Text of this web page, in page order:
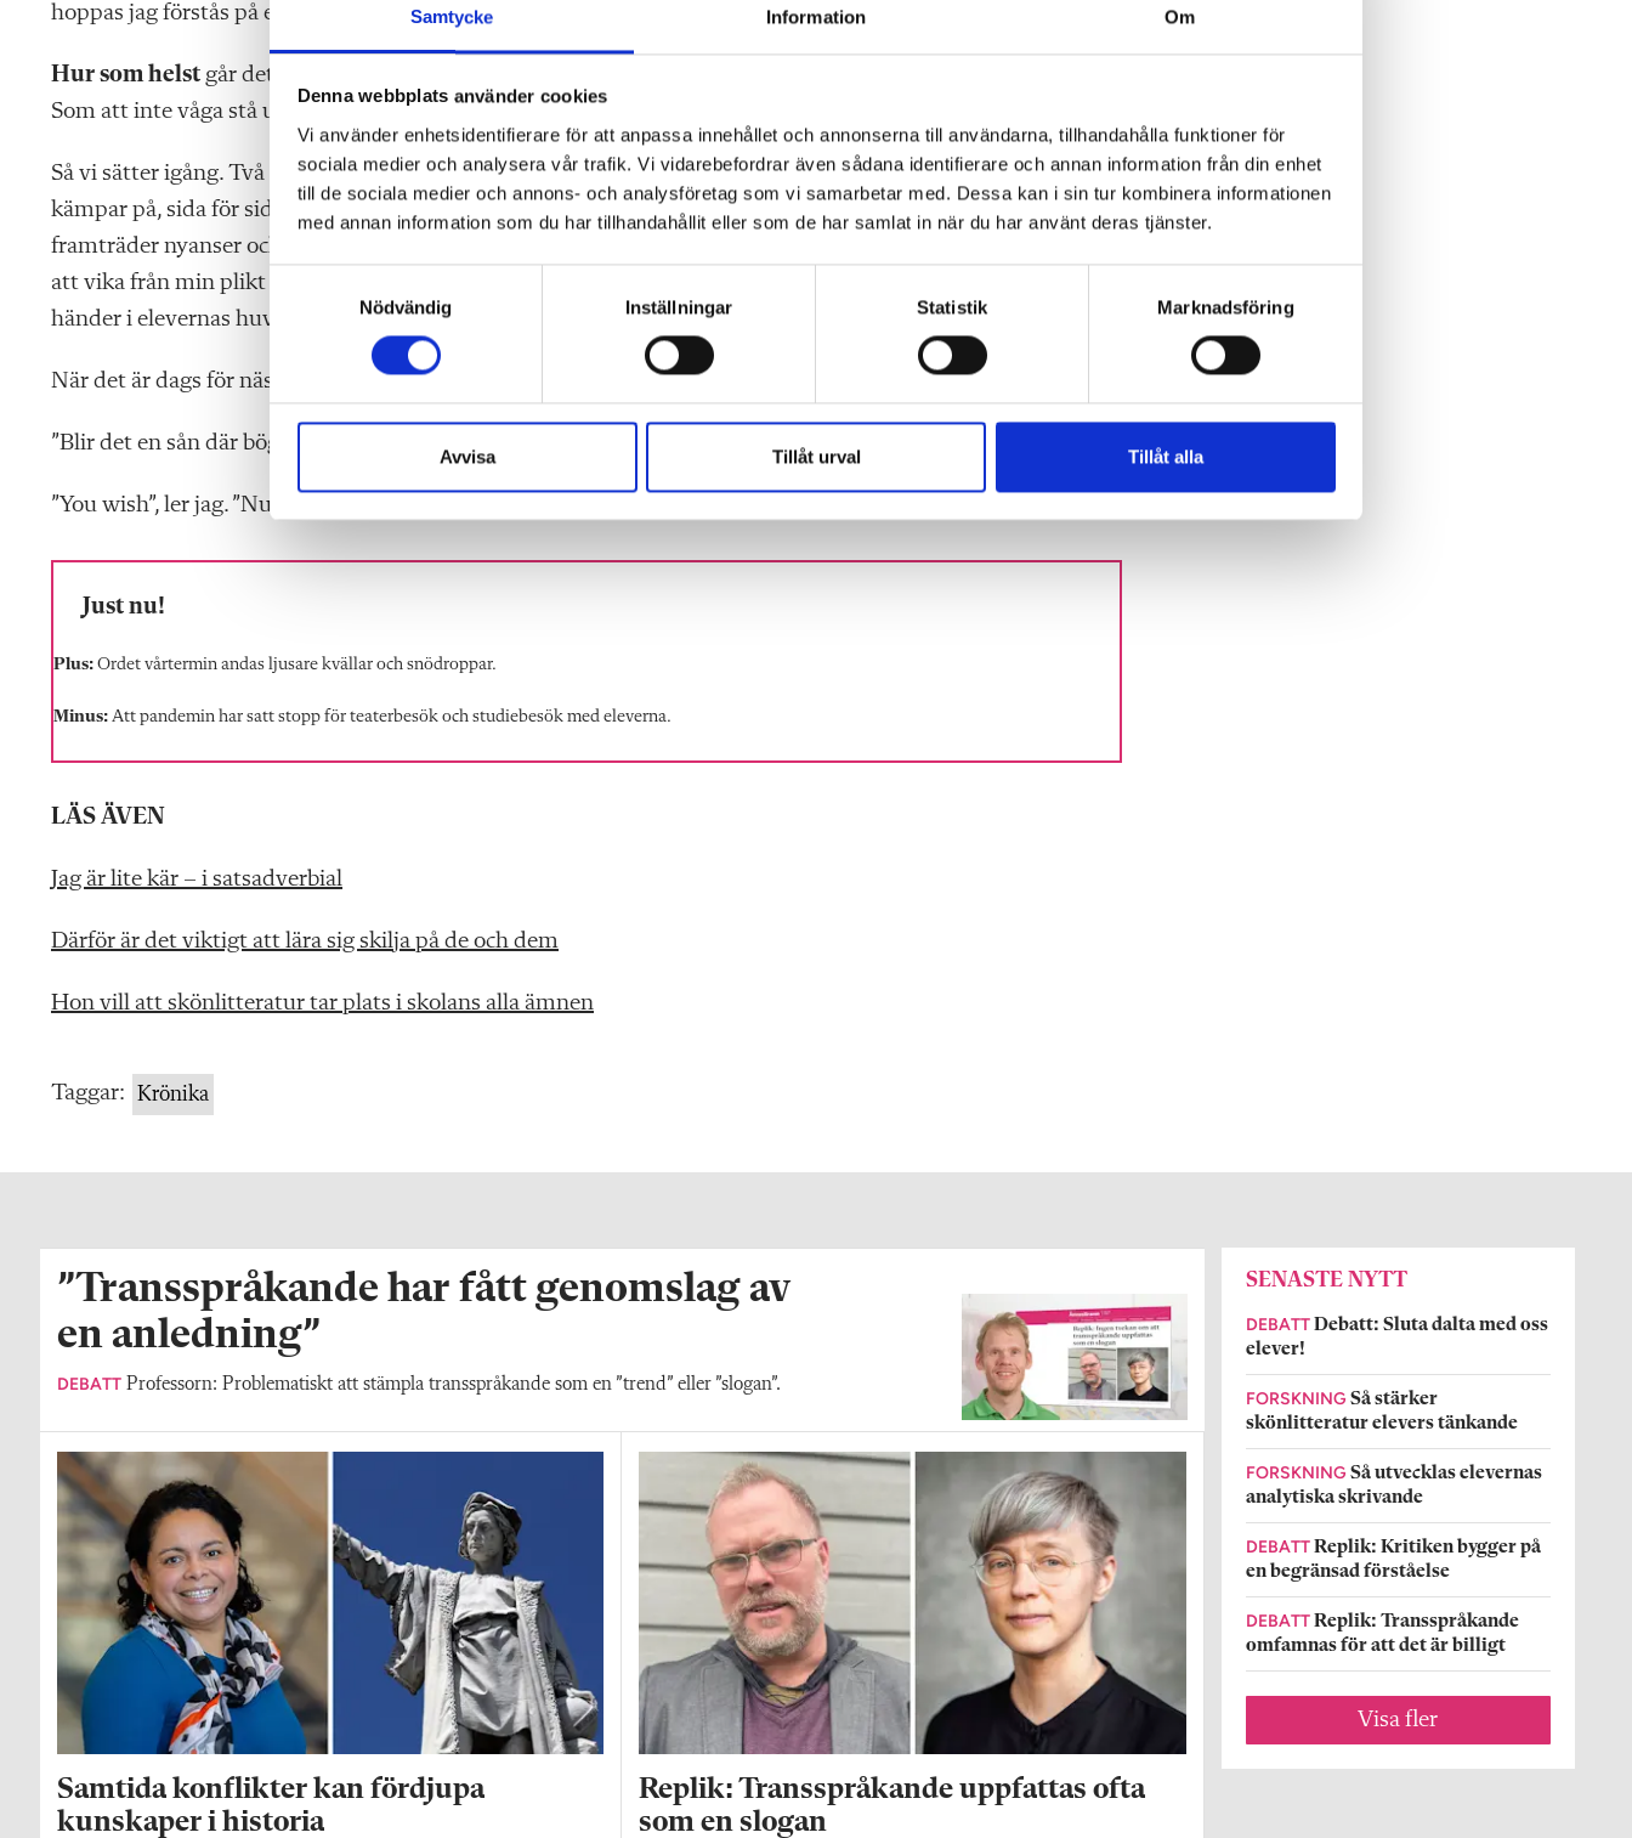
Samtycke Information Om
Denna webbplats använder cookies
Vi använder enhetsidentifierare för att anpassa innehållet och annonserna till användarna, tillhandahålla funktioner för
sociala medier och analysera vår trafik. Vi vidarebefordrar även sådana identifierare och annan information från din enhet
till de sociala medier och annons- och analysföretag som vi samarbetar med. Dessa kan i sin tur kombinera informationen
med annan information som du har tillhandahållit eller som de har samlat in när du har använt deras tjänster.
k
s
Nödvändig Inställningar Statistik Marknadsföring
Avvisa Tillåt urval Tillåt alla
hoppas jag förstås på en läsupplevelse.
Hur som helst går det inte att backa nu. Byta roman hade varit synonymt med att ge efter för påtryckningar.
Som att inte våga stå upp för alla människors lika värde och rätt till sin sexualitet.
Så vi sätter igång. Två elever avstår från att läsa trots att det innebär en gulmarkering i omdömet. Vi andra
kämpar på, sida för sida. Någon protesterar en stund varje lektion men i läsloggar och gruppsamtal
framträder nyanser och förståelse. Jag försöker att låta eleverna lufta tankar och till och med fördomar utan
att vika från min plikt att förmedla ”skolans grundläggande värden” men balanserar på slak lina. Vad som
händer i elevernas huvuden har jag ingen aning om.
När det är dags för nästa roman i kursen ropar en elev glatt:
”Blir det en sån där bögbok nu igen?”
”You wish”, ler jag. ”Nu blir det Frankenstein.”
Just nu!
Plus: Ordet vårtermin andas ljusare kvällar och snödroppar.
Minus: Att pandemin har satt stopp för teaterbesök och studiebesök med eleverna.
LÄS ÄVEN
Jag är lite kär – i satsadverbial
Därför är det viktigt att lära sig skilja på de och dem
Hon vill att skönlitteratur tar plats i skolans alla ämnen
Taggar: Krönika
”Transspråkande har fått genomslag av
en anledning”
DEBATT Professorn: Problematiskt att stämpla transspråkande som en ”trend” eller ”slogan”.
Samtida konflikter kan fördjupa
kunskaper i historia
Replik: Transspråkande uppfattas ofta
som en slogan
SENASTE NYTT
DEBATT Debatt: Sluta dalta med oss
elever!
FORSKNING Så stärker
skönlitteratur elevers tänkande
FORSKNING Så utvecklas elevernas
analytiska skrivande
DEBATT Replik: Kritiken bygger på
en begränsad förståelse
DEBATT Replik: Transspråkande
omfamnas för att det är billigt
Visa fler